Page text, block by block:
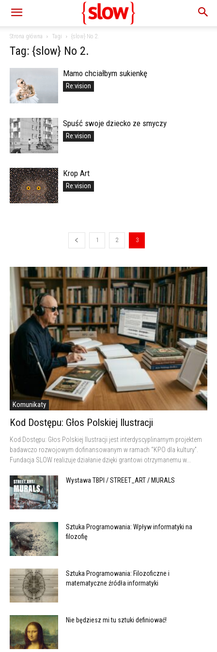
Strona główna Tagi {slow} No 2.
Tag: {slow} No 2.
Mamo chciałbym sukienkę
Re:vision
Spuść swoje dziecko ze smyczy
Re:vision
Krop Art
Re:vision
1 2 3
Komunikaty
Kod Dostępu: Głos Polskiej Ilustracji
Kod Dostępu: Głos Polskiej Ilustracji jest interdyscyplinarnym projektem
badawczo rozwojowym dofinansowanym w ramach “KPO dla kultury”.
Fundacja SLOW realizuje działanie dzięki grantowi otrzymanemu w...
Wystawa TBPI / STREET_ART / MURALS
Sztuka Programowania: Wpływ informatyki na
filozofię
Sztuka Programowania: Filozoficzne i
matematyczne źródła informatyki
Nie będziesz mi tu sztuki definiować!